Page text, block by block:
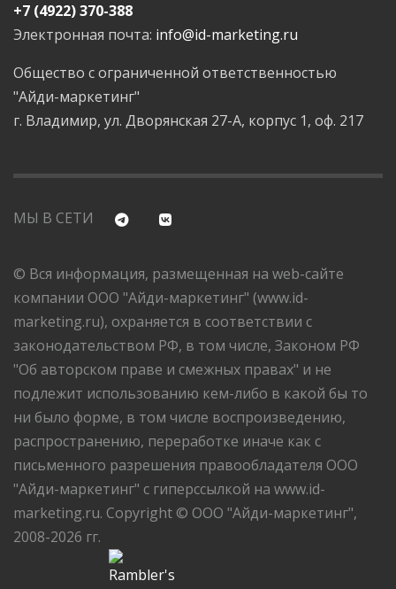
+7 (4922) 370-388
Электронная почта: info@id-marketing.ru
Общество с ограниченной ответственностью
"Айди-маркетинг"
г. Владимир, ул. Дворянская 27-А, корпус 1, оф. 217
МЫ В СЕТИ
© Вся информация, размещенная на web-сайте
компании ООО "Айди-маркетинг" (www.id-
marketing.ru), охраняется в соответствии с
законодательством РФ, в том числе, Законом РФ
"Об авторском праве и смежных правах" и не
подлежит использованию кем-либо в какой бы то
ни было форме, в том числе воспроизведению,
распространению, переработке иначе как с
письменного разрешения правообладателя ООО
"Айди-маркетинг" с гиперссылкой на www.id-
marketing.ru. Copyright © ООО "Айди-маркетинг",
2008-2026 гг.